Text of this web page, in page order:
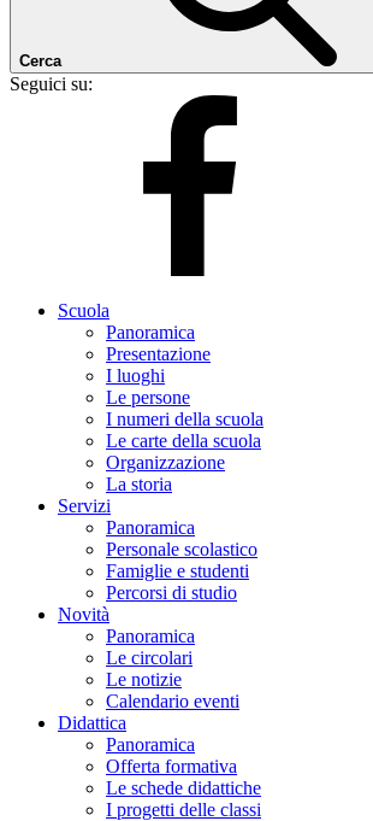
Cerca
Seguici su:
Scuola
Panoramica
Presentazione
I luoghi
Le persone
I numeri della scuola
Le carte della scuola
Organizzazione
La storia
Servizi
Panoramica
Personale scolastico
Famiglie e studenti
Percorsi di studio
Novità
Panoramica
Le circolari
Le notizie
Calendario eventi
Didattica
Panoramica
Offerta formativa
Le schede didattiche
I progetti delle classi